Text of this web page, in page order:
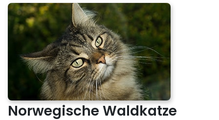
Norwegische Waldkatze